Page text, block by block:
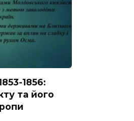
1856:
та його